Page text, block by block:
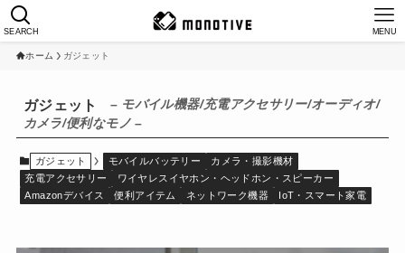
SEARCH MENU
ホーム ガジェット
ガジェット
– モバイル機器/充電アクセサリー/オーディオ/
カメラ/便利なモノ –
ガジェット モバイルバッテリー
カメラ・撮影機材
充電アクセサリー
ワイヤレスイヤホン・ヘッドホン・スピーカー
Amazonデバイス
便利アイテム ネットワーク機器 IoT・スマート家電